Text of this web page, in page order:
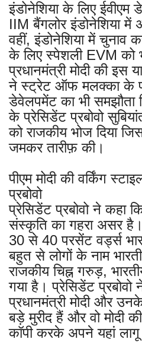
इंडोनेशिया के लिए ईवीएम
IIM बैंगलोर इंडोनेशिया में
वहीं, इंडोनेशिया में चुनाव
के लिए स्पेशली EVM को
प्रधानमंत्री मोदी की इस
ने स्ट्रेट ऑफ मलक्का के
डेवेलपमेंट का भी समझौता
के प्रेसिडेंट प्रबोवो
को राजकीय भोज दिया
जमकर तारीफ़ की।
पीएम मोदी की वर्किंग
प्रबोवो
प्रेसिडेंट प्रबोवो ने कहा
संस्कृति का गहरा असर है।
30 से 40 परसेंट वर्ड्स
बहुत से लोगों के नाम
राजकीय चिह्न गरुड़,
गया है। प्रेसिडेंट प्रबोवो
प्रधानमंत्री मोदी और
बड़े मुरीद हैं और वो मोदी
कॉपी करके अपने यहां